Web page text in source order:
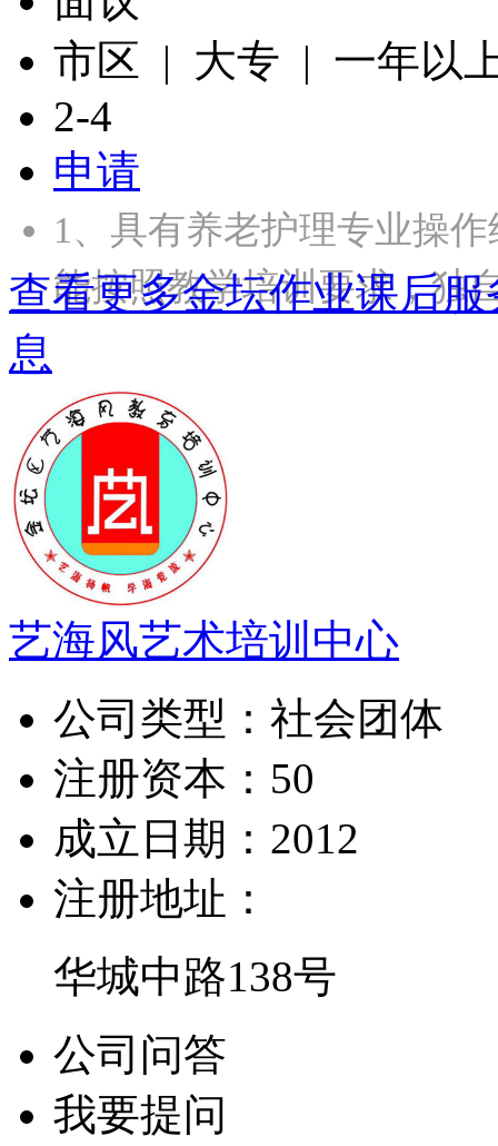
市区 | 大专 | 一年以
2-4
申请
1、具有养老护理专业操
能按照教学培训要求，
查看更多金坛作业课后
息
艺海风艺术培训中心
公司类型： 社会团体
注册资本： 50
成立日期： 2012
注册地址：
华城中路138号
公司问答
我要提问